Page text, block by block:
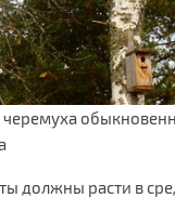
черемуха
должны расти в